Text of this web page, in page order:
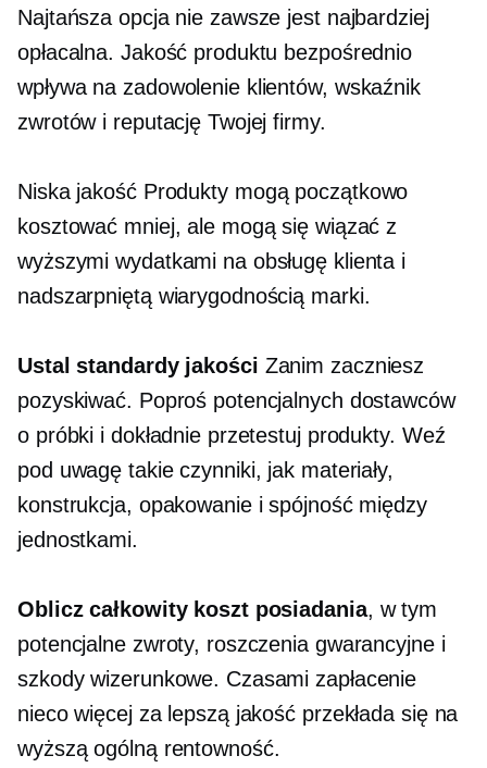
Najtańsza opcja nie zawsze jest najbardziej
opłacalna. Jakość produktu bezpośrednio
wpływa na zadowolenie klientów, wskaźnik
zwrotów i reputację Twojej firmy.
Niska jakośćProdukty mogą początkowo
kosztować mniej, ale mogą się wiązać z
wyższymi wydatkami na obsługę klienta i
nadszarpniętą wiarygodnością marki.
Ustal standardy jakości Zanim zaczniesz
pozyskiwać. Poproś potencjalnych dostawców
o próbki i dokładnie przetestuj produkty. Weź
pod uwagę takie czynniki, jak materiały,
konstrukcja, opakowanie i spójność między
jednostkami.
Oblicz całkowity koszt posiadania, w tym
potencjalne zwroty, roszczenia gwarancyjne i
szkody wizerunkowe. Czasami zapłacenie
nieco więcej za lepszą jakość przekłada się na
wyższą ogólną rentowność.